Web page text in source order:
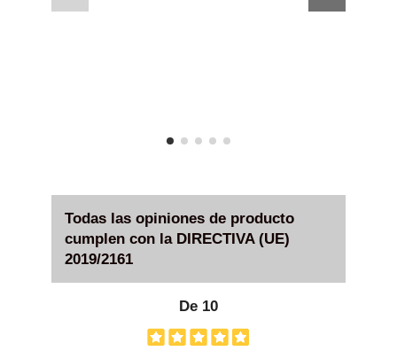
Todas las opiniones de producto
cumplen con la DIRECTIVA (UE)
2019/2161
De 10